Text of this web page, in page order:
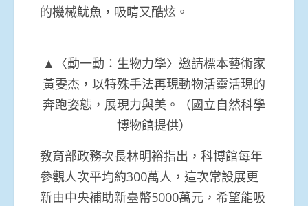
的機械魷魚，吸睛又酷炫。
▲〈動一動：生物力學〉邀請標本藝術家
黃雯杰，以特殊手法再現動物活靈活現的
奔跑姿態，展現力與美。（國立自然科學
博物館提供）
教育部政務次長林明裕指出，科博館每年
參觀人次平均約300萬人，這次常設展更
新由中央補助新臺幣5000萬元，希望能吸